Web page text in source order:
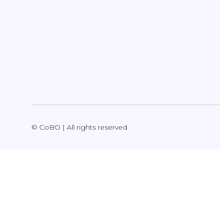
© CoBO | All rights reserved